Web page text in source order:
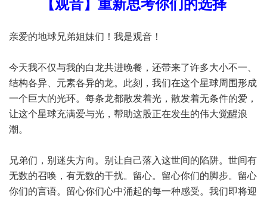
【观音】重新思考你们的选择
亲爱的地球兄弟姐妹们！我是观音！
今天我不仅与我的白龙共进晚餐，还带来了许多大小不一、
结构各异、元素各异的龙。此刻，我们在这个星球周围形成
一个巨大的光环。每条龙都散发着光，散发着无条件的爱，
让这个星球充满爱与光，帮助这股正在发生的伟大觉醒浪
潮。
兄弟们，别迷失方向。别让自己落入这世间的陷阱。世间有
无数的召唤，有无数的干扰。留心。留心你们的脚步。留心
你们的言语。留心你们心中涌起的每一种感受。我们即将迎